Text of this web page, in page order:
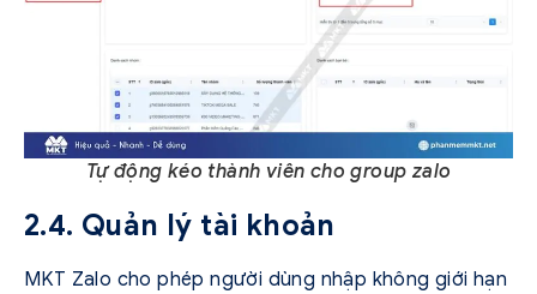
Tự động kéo thành viên cho group zalo
2.4. Quản lý tài khoản
MKT Zalo cho phép người dùng nhập không giới hạn